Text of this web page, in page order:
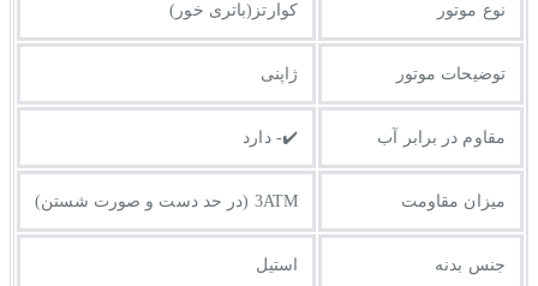
نوع موتور کوارتز(باتری خور)
توضیحات موتور ژاپنی
مقاوم در برابر آب ✔️- دارد
میزان مقاومت 3ATM (در حد دست و صورت شستن)
جنس بدنه استیل